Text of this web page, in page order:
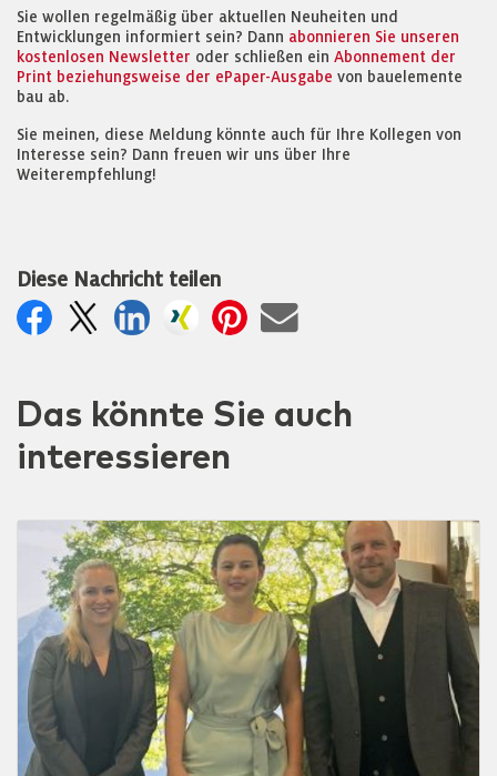
Sie wollen regelmäßig über aktuellen Neuheiten und
Entwicklungen informiert sein? Dann abonnieren Sie unseren
kostenlosen Newsletter oder schließen ein Abonnement der
Print beziehungsweise der ePaper-Ausgabe von bauelemente
bau ab.
Sie meinen, diese Meldung könnte auch für Ihre Kollegen von
Interesse sein? Dann freuen wir uns über Ihre
Weiterempfehlung!
Diese Nachricht teilen
Das könnte Sie auch
interessieren